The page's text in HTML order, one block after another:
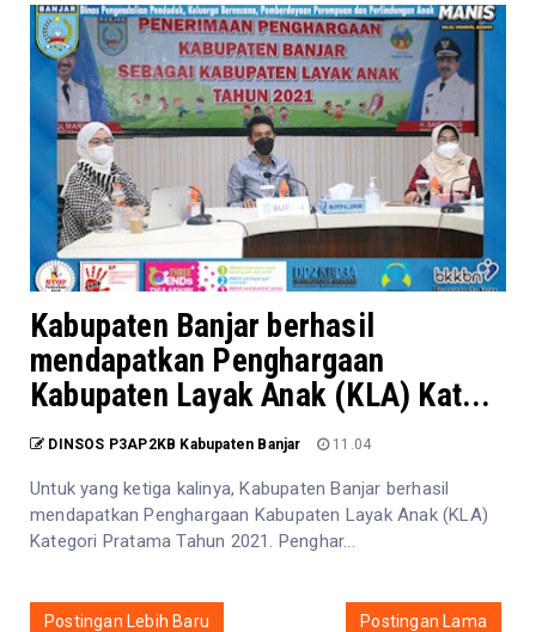
Kabupaten Banjar berhasil
mendapatkan Penghargaan
Kabupaten Layak Anak (KLA) Kat...
DINSOS P3AP2KB Kabupaten Banjar 11.04
Untuk yang ketiga kalinya, Kabupaten Banjar berhasil
mendapatkan Penghargaan Kabupaten Layak Anak (KLA)
Kategori Pratama Tahun 2021. Penghar...
Postingan Lebih Baru Postingan Lama